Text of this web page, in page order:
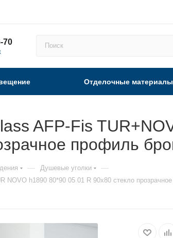
70
Отделочные материалы
AFP-Fis
профиль
— Душевые уголки —
h1890 80*90 05 01 R 90х80 стекло